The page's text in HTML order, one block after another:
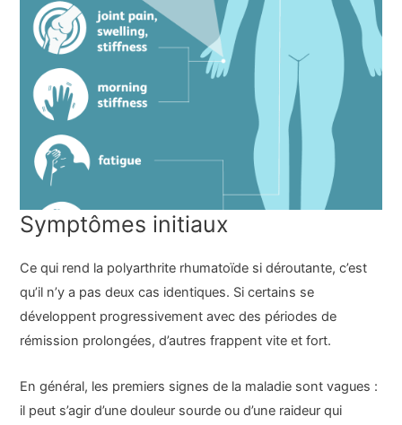
Symptômes initiaux
Ce qui rend la polyarthrite rhumatoïde si déroutante, c’est
qu’il n’y a pas deux cas identiques. Si certains se
développent progressivement avec des périodes de
rémission prolongées, d’autres frappent vite et fort.
En général, les premiers signes de la maladie sont vagues :
il peut s’agir d’une douleur sourde ou d’une raideur qui